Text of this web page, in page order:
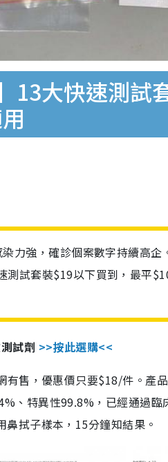
13大快速測
力強，確診個案數字持續高
測試套裝$19以下買到，最平
試劑 >>按此選購<<
售，優惠價只要$18/件。產
、特異性99.8%，已經通過
拭子樣本，15分鐘知結果。